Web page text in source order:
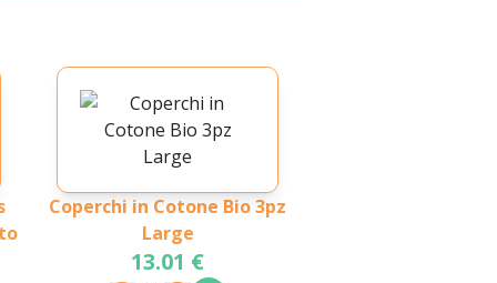
Coperchi in Cotone Bio 3pz
Large
13.01 €